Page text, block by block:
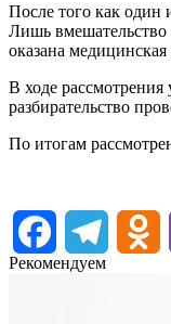
После того как один
Лишь вмешательство
оказана
В ходе рассмотрения
разбирательство
По итогам
FacebookTelegram
Рекомендуем